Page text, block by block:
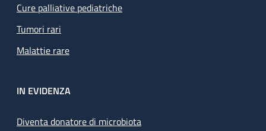
Cure palliative pediatriche
Tumori rari
Malattie rare
IN EVIDENZA
Diventa donatore di microbiota